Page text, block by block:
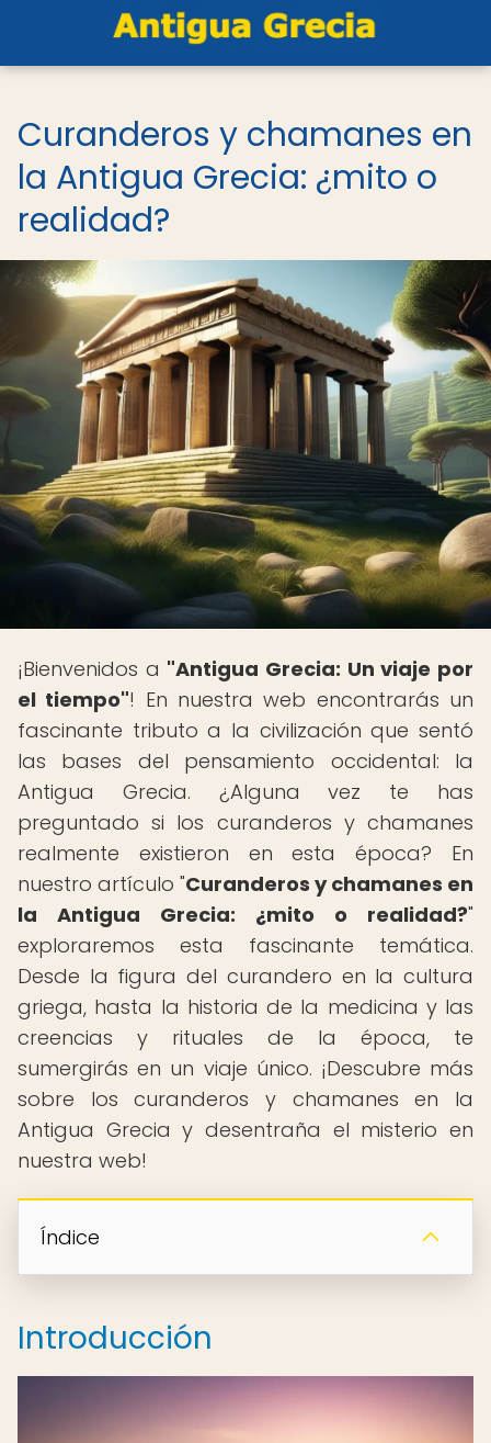
Curanderos y chamanes en
la Antigua Grecia: ¿mito o
realidad?
¡Bienvenidos a "Antigua Grecia: Un viaje por
el tiempo"! En nuestra web encontrarás un
fascinante tributo a la civilización que sentó
las bases del pensamiento occidental: la
Antigua Grecia. ¿Alguna vez te has
preguntado si los curanderos y chamanes
realmente existieron en esta época? En
nuestro artículo "Curanderos y chamanes en
la Antigua Grecia: ¿mito o realidad?"
exploraremos esta fascinante temática.
Desde la figura del curandero en la cultura
griega, hasta la historia de la medicina y las
creencias y rituales de la época, te
sumergirás en un viaje único. ¡Descubre más
sobre los curanderos y chamanes en la
Antigua Grecia y desentraña el misterio en
nuestra web!
Índice
Introducción